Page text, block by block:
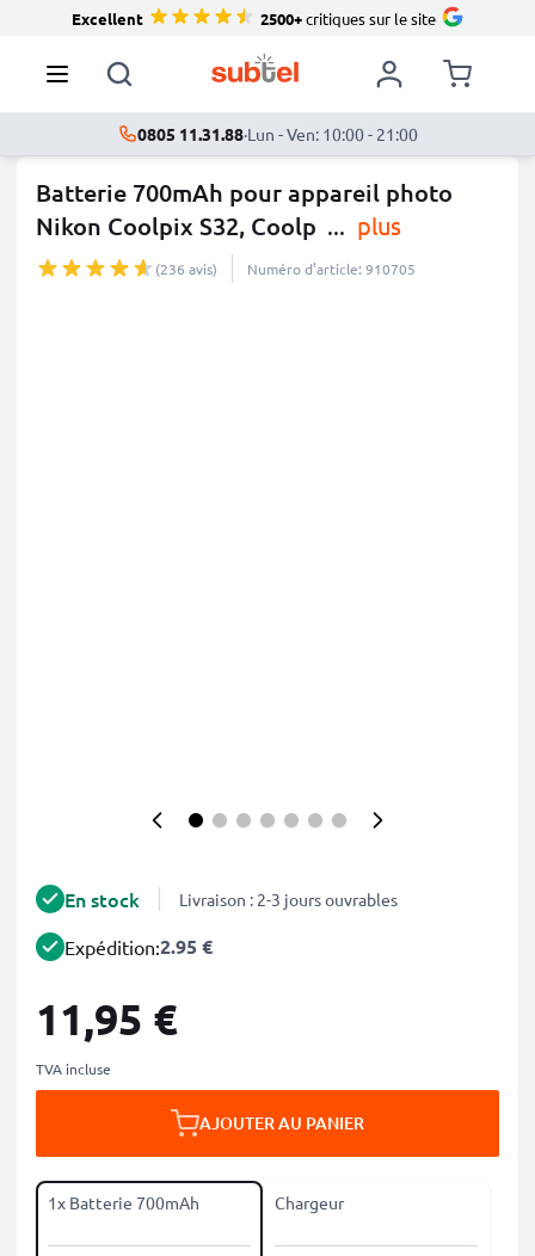
Excellent 2500+critiques sur le site
0805 11.31.88·Lun - Ven: 10:00 - 21:00
Batterie 700mAh pour appareil photo
Nikon Coolpix S32, Coolp ... plus
(236 avis) Numéro d’article: 910705
En stock Livraison : 2-3 jours ouvrables
Expédition:2.95 €
11,95 €
TVA incluse
AJOUTER AU PANIER
1x Batterie 700mAh Chargeur